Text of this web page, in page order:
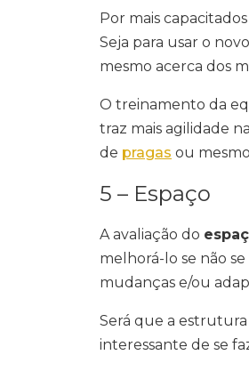
Por mais
Seja para usar o
mesmo acerca dos
O treinamento da
traz mais agilidade
de pragas ou
5 – Espaço
A avaliação do
melhorá-lo se não
mudanças e/ou
Será que a
interessante de se